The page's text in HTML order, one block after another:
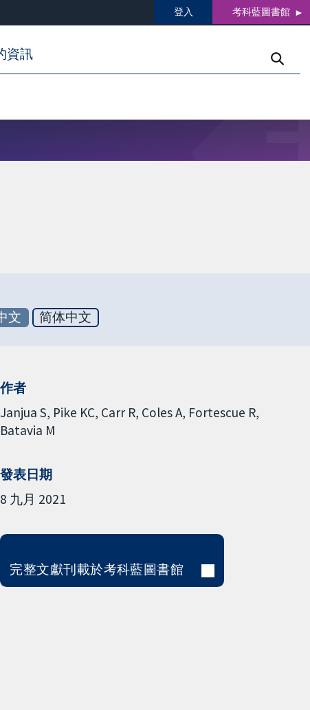
登入 考科藍圖書館
資訊
文 简体中文
作者
Janjua S Pike KC Carr R Coles A Fortescue R
Batavia M
發表日期
8 九月 2021
完整文獻刊載於考科藍圖書館